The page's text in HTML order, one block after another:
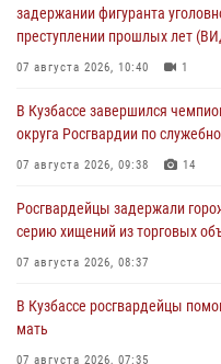
задержании фигуранта
преступлении прошлых лет
07 августа 2026, 10:40 1
В Кузбассе завершился
округа Росгвардии по
07 августа 2026, 09:38 14
Росгвардейцы задержали
серию хищений из торговых
07 августа 2026, 08:37
В Кузбассе росгвардейцы
мать
07 августа 2026, 07:35